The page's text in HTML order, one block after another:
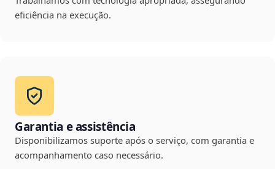
eficiência na execução.
Garantia e assistência
Disponibilizamos suporte após o serviço, com garantia e
acompanhamento caso necessário.